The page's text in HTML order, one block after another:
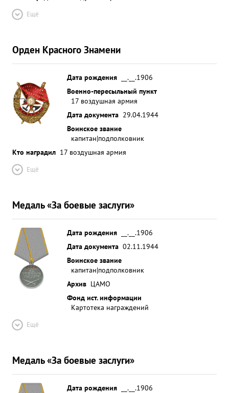
Ещё
Орден Красного Знамени
Дата рождения
__.__.1906
Военно-пересыльный пункт
17 воздушная армия
Дата документа 29.04.1944
Воинское звание
капитан|подполковник
Кто наградил 17 воздушная армия
Ещё
Медаль «За боевые заслуги»
Дата рождения
__.__.1906
Дата документа 02.11.1944
Воинское звание
капитан|подполковник
Архив ЦАМО
Фонд ист. информации
Картотека награждений
Ещё
Медаль «За боевые заслуги»
Дата рождения
__.__.1906